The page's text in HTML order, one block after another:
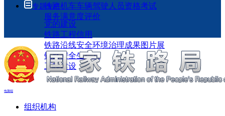
铁路机车车辆驾驶人员资格考试
服务满意度评价
专题专栏
党的建设
铁路工程信用
铁路沿线安全环境治理成果图片展
铁路安全生产月
工程建设
电脑端
组织机构